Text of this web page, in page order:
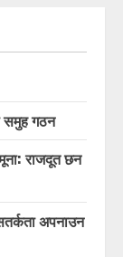
समुह गठन
राजदूत छन
अपनाउन